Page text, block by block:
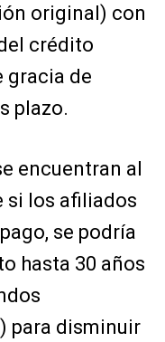
original) con
crédito
gracia de
plazo.
encuentran al
si los afiliados
se podría
hasta 30 años
para disminuir